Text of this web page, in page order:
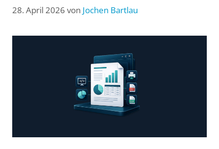
28. April 2026 von Jochen Bartlau